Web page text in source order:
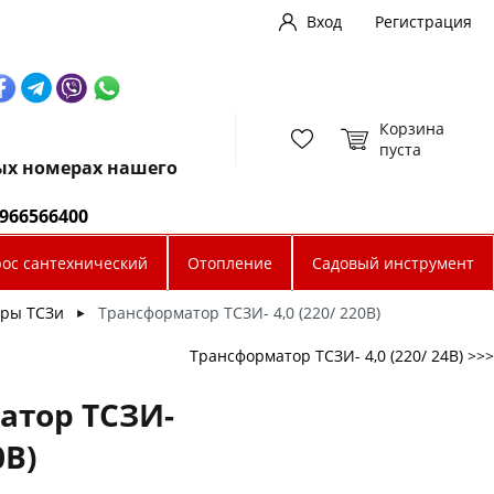
Вход
Регистрация
номерах нашего
Корзина
пуста
сантехнический Отопление Садовый инструмент
ТСЗи ► Трансформатор ТСЗИ- 4,0 (220/ 220В)
Трансформатор ТСЗИ- 4,0 (220/ 24В) >>>
ТСЗИ-